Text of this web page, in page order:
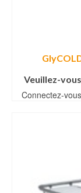
Veuillez-
Connectez-